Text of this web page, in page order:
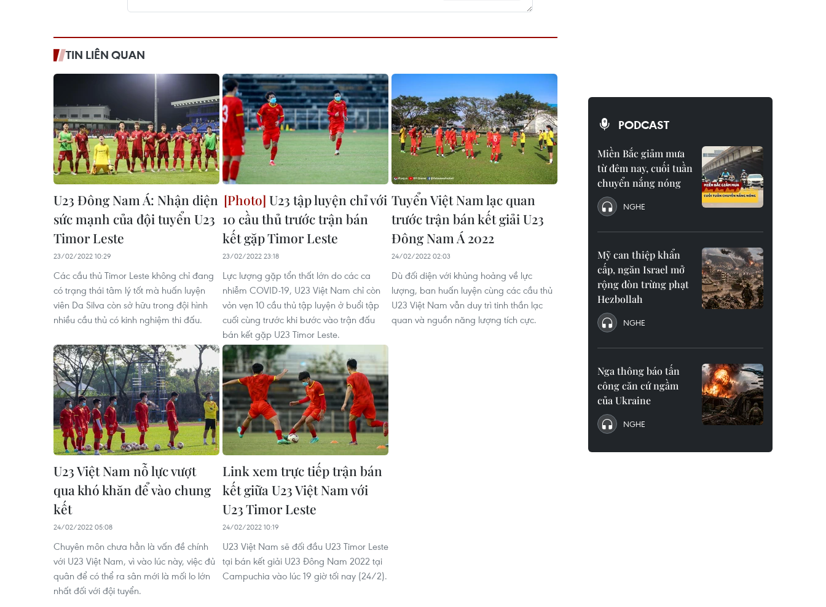
TIN LIÊN QUAN
U23 Đông Nam Á: Nhận diện
sức mạnh của đội tuyển U23
Timor Leste
23/02/2022 10:29
Các cầu thủ Timor Leste không chỉ đang
có trạng thái tâm lý tốt mà huấn luyện
viên Da Silva còn sở hữu trong đội hình
nhiều cầu thủ có kinh nghiệm thi đấu.
U23 tập luyện chỉ với
10 cầu thủ trước trận bán
kết gặp Timor Leste
23/02/2022 23:18
Lực lượng gặp tổn thất lớn do các ca
nhiễm COVID-19, U23 Việt Nam chỉ còn
vỏn vẹn 10 cầu thủ tập luyện ở buổi tập
cuối cùng trước khi bước vào trận đấu
bán kết gặp U23 Timor Leste.
Tuyển Việt Nam lạc quan
trước trận bán kết giải U23
Đông Nam Á 2022
24/02/2022 02:03
Dù đối diện với khủng hoảng về lực
lượng, ban huấn luyện cùng các cầu thủ
U23 Việt Nam vẫn duy trì tinh thần lạc
quan và nguồn năng lượng tích cực.
U23 Việt Nam nỗ lực vượt
qua khó khăn để vào chung
kết
24/02/2022 05:08
Chuyên môn chưa hẳn là vấn đề chính
với U23 Việt Nam, vì vào lúc này, việc đủ
quân để có thể ra sân mới là mối lo lớn
nhất đối với đội tuyển.
Link xem trực tiếp trận bán
kết giữa U23 Việt Nam với
U23 Timor Leste
24/02/2022 10:19
U23 Việt Nam sẽ đối đầu U23 Timor Leste
tại bán kết giải U23 Đông Nam 2022 tại
Campuchia vào lúc 19 giờ tối nay (24/2).
PODCAST
Miền Bắc giảm mưa
từ đêm nay, cuối tuần
chuyển nắng nóng
NGHE
Mỹ can thiệp khẩn
cấp, ngăn Israel mở
rộng đòn trừng phạt
Hezbollah
NGHE
Nga thông báo tấn
công căn cứ ngầm
của Ukraine
NGHE